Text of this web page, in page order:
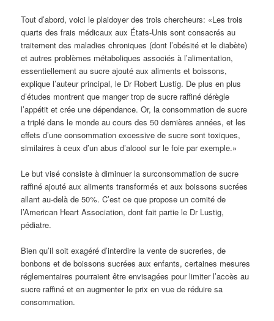
Tout d’abord, voici le plaidoyer des trois chercheurs: «Les trois
quarts des frais médicaux aux États-Unis sont consacrés au
traitement des maladies chroniques (dont l’obésité et le diabète)
et autres problèmes métaboliques associés à l’alimentation,
essentiellement au sucre ajouté aux aliments et boissons,
explique l’auteur principal, le Dr Robert Lustig. De plus en plus
d’études montrent que manger trop de sucre raffiné dérègle
l’appétit et crée une dépendance. Or, la consommation de sucre
a triplé dans le monde au cours des 50 dernières années, et les
effets d’une consommation excessive de sucre sont toxiques,
similaires à ceux d’un abus d’alcool sur le foie par exemple.»
Le but visé consiste à diminuer la surconsommation de sucre
raffiné ajouté aux aliments transformés et aux boissons sucrées
allant au-delà de 50%. C’est ce que propose un comité de
l’American Heart Association, dont fait partie le Dr Lustig,
pédiatre.
Bien qu’il soit exagéré d’interdire la vente de sucreries, de
bonbons et de boissons sucrées aux enfants, certaines mesures
réglementaires pourraient être envisagées pour limiter l’accès au
sucre raffiné et en augmenter le prix en vue de réduire sa
consommation.